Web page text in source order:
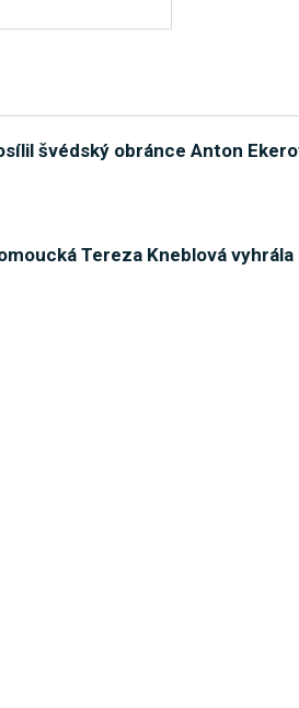
švédský obránce Anton
Tereza Kneblová